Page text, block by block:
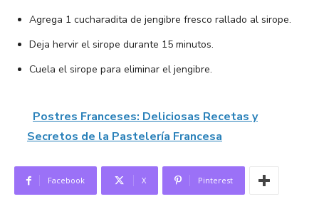
Agrega 1 cucharadita de jengibre fresco rallado al sirope.
Deja hervir el sirope durante 15 minutos.
Cuela el sirope para eliminar el jengibre.
Postres Franceses: Deliciosas Recetas y
Secretos de la Pastelería Francesa
Facebook X Pinterest